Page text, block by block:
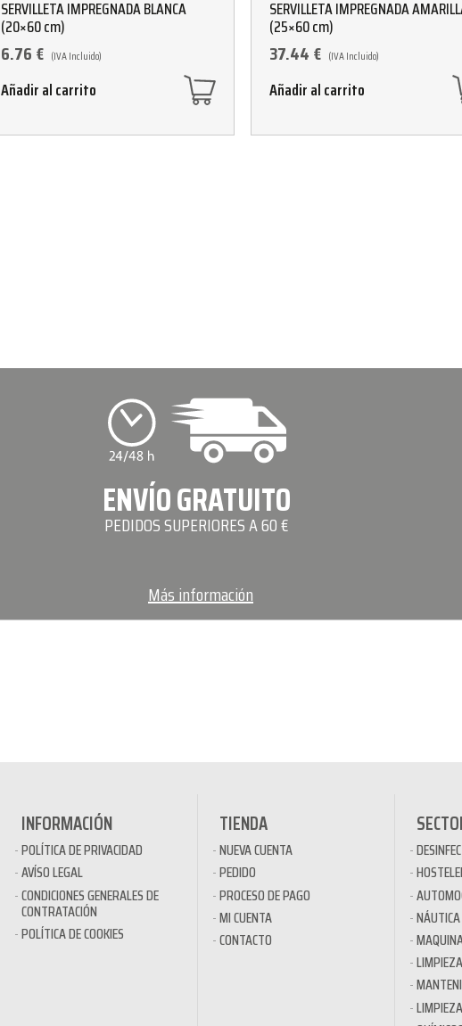
SERVILLETA IMPREGNADA BLANCA
(20×60 cm)
6.76€ (IVA Incluido)
Añadir al carrito
SERVILLETA IMPREGNADA
(25×60 cm)
37.44€ (IVA Incluido)
Añadir al carrito
ENVÍO GRATUITO
PEDIDOS SUPERIORES A 60 €
Más información
INFORMACIÓN
POLÍTICA DE PRIVACIDAD
AVÍSO LEGAL
CONDICIONES GENERALES DE
CONTRATACIÓN
POLÍTICA DE COOKIES
TIENDA
NUEVA CUENTA
PEDIDO
PROCESO DE PAGO
MI CUENTA
CONTACTO
NÁUTICA